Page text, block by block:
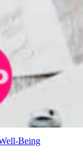
Being